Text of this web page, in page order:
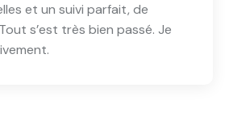
et un suivi parfait, de
s’est très bien passé. Je